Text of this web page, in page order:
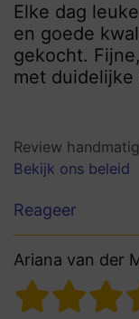
Elke dag
en goede
gekocht.
met
Review
Bekijk ons beleid
Reageer
Ariana van der